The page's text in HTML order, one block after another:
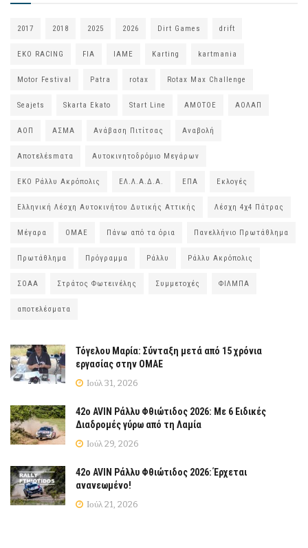
2017 2018 2025 2026 Dirt Games drift
EKO RACING FIA IAME Karting kartmania
Motor Festival Patra rotax Rotax Max Challenge
Seajets Skarta Ekato Start Line ΑΜΟΤΟΕ ΑΟΛΑΠ
ΑΟΠ ΑΣΜΑ Ανάβαση Πιτίτσας Αναβολή
Αποτελέsmατα Αυτοκινητοδρόμιο Μεγάρων
ΕΚΟ Ράλλυ Ακρόπολις ΕΛ.Λ.Α.Δ.Α. ΕΠΑ Εκλογές
Ελληνική Λέσχη Αυτοκινήτου Δυτικής Αττικής Λέσχη 4χ4 Πάτρας
Μέγαρα ΟΜΑΕ Πάνω από τα όρια Πανελλήνιο Πρωτάθλημα
Πρωτάθλημα Πρόγραμμα Ράλλυ Ράλλυ Ακρόπολις
ΣΟΑΑ Στράτος Φωτεινέλης Συμμετοχές ΦΙΛΜΠΑ
αποτελέσματα
Τόγελου Μαρία: Σύνταξη μετά από 15 χρόνια
εργασίας στην ΟΜΑΕ
Ιούλ 31, 2026
42ο AVIN Ράλλυ Φθιώτιδος 2026: Με 6 Ειδικές
Διαδρομές γύρω από τη Λαμία
Ιούλ 29, 2026
42ο AVIN Ράλλυ Φθιώτιδος 2026: Έρχεται
ανανεωμένο!
Ιούλ 21, 2026